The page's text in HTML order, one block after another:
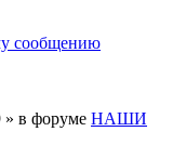
сообщению
» в форуме НАШИ